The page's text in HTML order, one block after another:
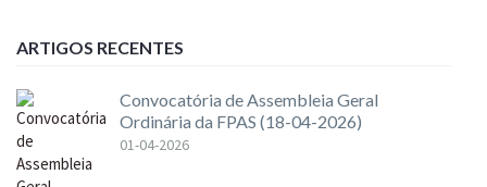
ARTIGOS RECENTES
Convocatória de Assembleia Geral
Ordinária da FPAS (18-04-2026)
01-04-2026